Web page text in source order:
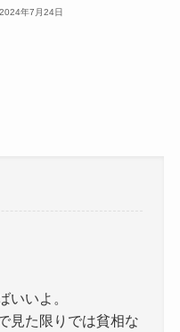
2024年7月24日
いいよ。
見た限りでは貧相な